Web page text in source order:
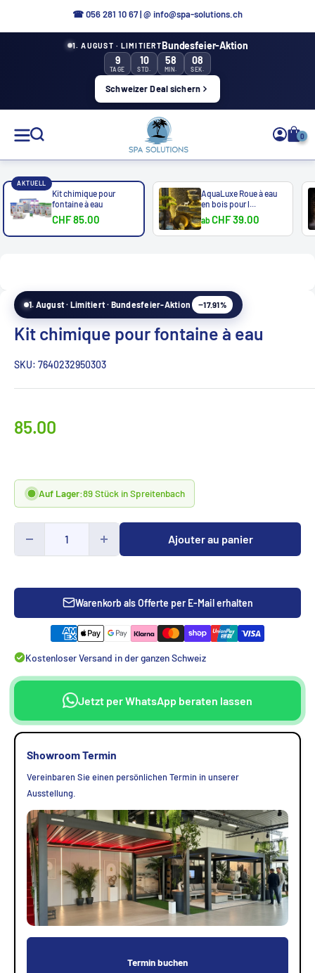
☎ 056 281 10 67|@ info@spa-solutions.ch
1. AUGUST · LIMITIERTBundesfeier-Aktion
9
TAGE
10
STD.
58
MIN.
08
SEK.
Schweizer Deal sichern
Solutions
de
0
AKTUELL
Kit chimique pour
fontaine à eau
CHF 85.00
AquaLuxe Roue à eau
en bois pour l...
ab CHF 39.00
1. August · Limitiert · Bundesfeier-Aktion −17.91%
Kit chimique pour fontaine à eau
SKU: 7640232950303
Prix
85.00
Auf Lager:89 Stück in Spreitenbach
Ajouter au panier
Warenkorb als Offerte per E-Mail erhalten
Kostenloser Versand in der ganzen Schweiz
Jetzt per WhatsApp beraten lassen
Showroom Termin
Vereinbaren Sie einen persönlichen Termin in unserer
Ausstellung.
Termin buchen